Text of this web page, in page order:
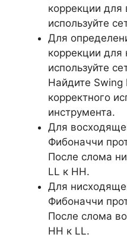
коррекции для
используйте
Для
коррекции для
используйте
Найдите Swing
корректного
инструмента.
Для
Фибоначчи
После слома
LL к HH.
Для
Фибоначчи
После слома
HH к LL.